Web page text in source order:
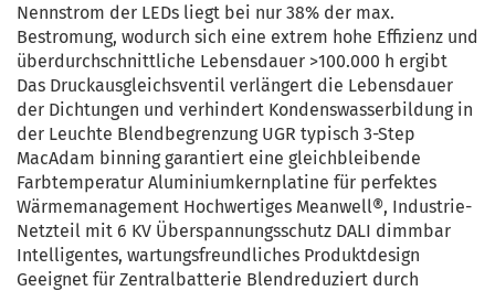
Nennstrom der LEDs liegt bei nur 38% der max.
Bestromung, wodurch sich eine extrem hohe Effizienz und
überdurchschnittliche Lebensdauer >100.000 h ergibt
Das Druckausgleichsventil verlängert die Lebensdauer
der Dichtungen und verhindert Kondenswasserbildung in
der Leuchte Blendbegrenzung UGR typisch 3-Step
MacAdam binning garantiert eine gleichbleibende
Farbtemperatur Aluminiumkernplatine für perfektes
Wärmemanagement Hochwertiges Meanwell®, Industrie-
Netzteil mit 6 KV Überspannungsschutz DALI dimmbar
Intelligentes, wartungsfreundliches Produktdesign
Geeignet für Zentralbatterie Blendreduziert durch